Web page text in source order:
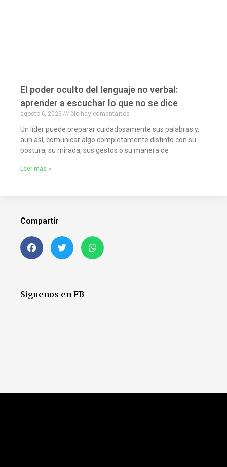
El poder oculto del lenguaje no verbal:
aprender a escuchar lo que no se dice
agosto 6, 2026
No hay comentarios
Un líder puede preparar cuidadosamente sus palabras y,
aun así, comunicar algo completamente distinto con su
postura, su mirada, sus gestos o su manera de
Leer más »
Compartir
Siguenos en FB